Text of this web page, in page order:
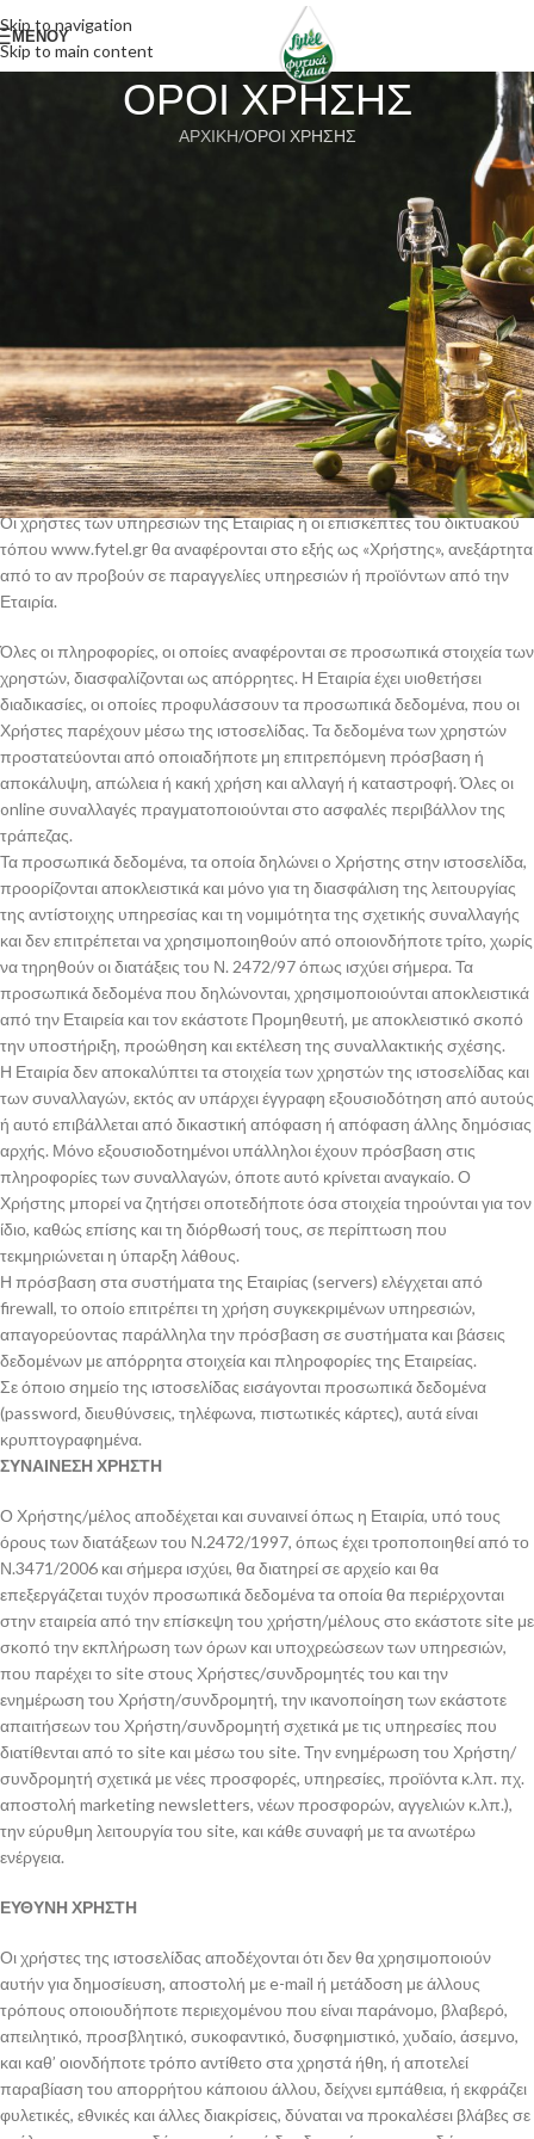
Skip to navigation
Skip to main content
ΜΕΝΟΥ
ΟΡΟΙ ΧΡΗΣΗΣ
ΑΡΧΙΚΗ ΟΡΟΙ ΧΡΗΣΗΣ
, που από εδώ και στο εξής θα αναφέρεται ως η «Εταιρία», είναι
ένας δικτυακός τόπος διάθεσης υπηρεσιών μέσω του Διαδικτύου
Οι κάτωθι όροι και προϋποθέσεις θα εφαρμόζονται για την χρήση του
δικτυακού τόπου της Εταιρίας, ο οποίος βρίσκεται στην ηλεκτρονική
διεύθυνση www.fytel.gr καθώς και των υπηρεσιών που παρέχει η
Εταιρία. Χρησιμοποιώντας την ιστοσελίδα ή τις υπηρεσίες που παρέχει η
Εταιρία, οι χρήστες υποδηλώνουν την πλήρη αποδοχή των όρων και
προϋποθέσεων που έχει θέσει ή θα θέσει στο μέλλον η Εταιρία
Εάν κάποιος χρήστης ή εκπρόσωπος χρήστη δεν συμφωνεί με αυτούς
τους όρους και τις προϋποθέσεις, τότε οφείλει να μην προβεί σε χρήση
του δικτυακού τόπου και των υπηρεσιών της Εταιρίας.
Οι χρήστες των υπηρεσιών της Εταιρίας ή οι επισκέπτες του δικτυακού
τόπου www.fytel.gr θα αναφέρονται στο εξής ως «Χρήστης», ανεξάρτητα
από το αν προβούν σε παραγγελίες υπηρεσιών ή προϊόντων από την
Εταιρία.
Όλες οι πληροφορίες, οι οποίες αναφέρονται σε προσωπικά στοιχεία των
χρηστών, διασφαλίζονται ως απόρρητες. Η Εταιρία έχει υιοθετήσει
διαδικασίες, οι οποίες προφυλάσσουν τα προσωπικά δεδομένα, που οι
Χρήστες παρέχουν μέσω της ιστοσελίδας. Τα δεδομένα των χρηστών
προστατεύονται από οποιαδήποτε μη επιτρεπόμενη πρόσβαση ή
αποκάλυψη, απώλεια ή κακή χρήση και αλλαγή ή καταστροφή. Όλες οι
online συναλλαγές πραγματοποιούνται στο ασφαλές περιβάλλον της
τράπεζας.
Τα προσωπικά δεδομένα, τα οποία δηλώνει ο Χρήστης στην ιστοσελίδα,
προορίζονται αποκλειστικά και μόνο για τη διασφάλιση της λειτουργίας
της αντίστοιχης υπηρεσίας και τη νομιμότητα της σχετικής συναλλαγής
και δεν επιτρέπεται να χρησιμοποιηθούν από οποιονδήποτε τρίτο, χωρίς
να τηρηθούν οι διατάξεις του Ν. 2472/97 όπως ισχύει σήμερα. Τα
προσωπικά δεδομένα που δηλώνονται, χρησιμοποιούνται αποκλειστικά
από την Εταιρεία και τον εκάστοτε Προμηθευτή, με αποκλειστικό σκοπό
την υποστήριξη, προώθηση και εκτέλεση της συναλλακτικής σχέσης.
Η Εταιρία δεν αποκαλύπτει τα στοιχεία των χρηστών της ιστοσελίδας και
των συναλλαγών, εκτός αν υπάρχει έγγραφη εξουσιοδότηση από αυτούς
ή αυτό επιβάλλεται από δικαστική απόφαση ή απόφαση άλλης δημόσιας
αρχής. Μόνο εξουσιοδοτημένοι υπάλληλοι έχουν πρόσβαση στις
πληροφορίες των συναλλαγών, όποτε αυτό κρίνεται αναγκαίο. Ο
Χρήστης μπορεί να ζητήσει οποτεδήποτε όσα στοιχεία τηρούνται για τον
ίδιο, καθώς επίσης και τη διόρθωσή τους, σε περίπτωση που
τεκμηριώνεται η ύπαρξη λάθους.
Η πρόσβαση στα συστήματα της Εταιρίας (servers) ελέγχεται από
firewall, το οποίο επιτρέπει τη χρήση συγκεκριμένων υπηρεσιών,
απαγορεύοντας παράλληλα την πρόσβαση σε συστήματα και βάσεις
δεδομένων με απόρρητα στοιχεία και πληροφορίες της Εταιρείας.
Σε όποιο σημείο της ιστοσελίδας εισάγονται προσωπικά δεδομένα
(password, διευθύνσεις, τηλέφωνα, πιστωτικές κάρτες), αυτά είναι
κρυπτογραφημένα.
ΣΥΝΑΙΝΕΣΗ ΧΡΗΣΤΗ
Ο Χρήστης/μέλος αποδέχεται και συναινεί όπως η Εταιρία, υπό τους
όρους των διατάξεων του Ν.2472/1997, όπως έχει τροποποιηθεί από το
Ν.3471/2006 και σήμερα ισχύει, θα διατηρεί σε αρχείο και θα
επεξεργάζεται τυχόν προσωπικά δεδομένα τα οποία θα περιέρχονται
στην εταιρεία από την επίσκεψη του χρήστη/μέλους στο εκάστοτε site με
σκοπό την εκπλήρωση των όρων και υποχρεώσεων των υπηρεσιών,
που παρέχει το site στους Χρήστες/συνδρομητές του και την
ενημέρωση του Χρήστη/συνδρομητή, την ικανοποίηση των εκάστοτε
απαιτήσεων του Χρήστη/συνδρομητή σχετικά με τις υπηρεσίες που
διατίθενται από το site και μέσω του site. Την ενημέρωση του Χρήστη/
συνδρομητή σχετικά με νέες προσφορές, υπηρεσίες, προϊόντα κ.λπ. πχ.
αποστολή marketing newsletters, νέων προσφορών, αγγελιών κ.λπ.),
την εύρυθμη λειτουργία του site, και κάθε συναφή με τα ανωτέρω
ενέργεια.
ΕΥΘΥΝΗ ΧΡΗΣΤΗ
Οι χρήστες της ιστοσελίδας αποδέχονται ότι δεν θα χρησιμοποιούν
αυτήν για δημοσίευση, αποστολή με e-mail ή μετάδοση με άλλους
τρόπους οποιουδήποτε περιεχομένου που είναι παράνομο, βλαβερό,
απειλητικό, προσβλητικό, συκοφαντικό, δυσφημιστικό, χυδαίο, άσεμνο,
και καθ’ οιονδήποτε τρόπο αντίθετο στα χρηστά ήθη, ή αποτελεί
παραβίαση του απορρήτου κάποιου άλλου, δείχνει εμπάθεια, ή εκφράζει
φυλετικές, εθνικές και άλλες διακρίσεις, δύναται να προκαλέσει βλάβες σε